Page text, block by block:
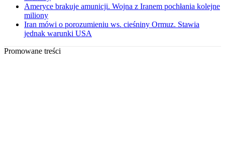
Ameryce brakuje amunicji. Wojna z Iranem pochłania kolejne
miliony
Iran mówi o porozumieniu ws. cieśniny Ormuz. Stawia
jednak warunki USA
Promowane treści